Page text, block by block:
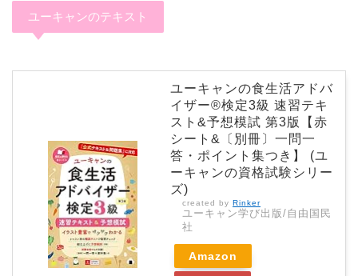
ユーキャンのテキスト
ユーキャンの食生活アドバ
イザー®検定3級 速習テキ
スト&予想模試 第3版【赤
シート&〔別冊〕一問一
答・ポイント集つき】 (ユ
ーキャンの資格試験シリー
ズ)
created by Rinker
ユーキャン学び出版/自由国民
社
Amazon